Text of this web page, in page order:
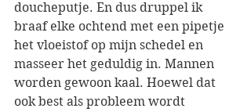
doucheputje. En dus druppel ik
braaf elke ochtend met een pipetje
het vloeistof op mijn schedel en
masseer het geduldig in. Mannen
worden gewoon kaal. Hoewel dat
ook best als probleem wordt